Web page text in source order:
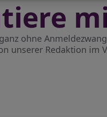
ohne
unserer Redaktion im